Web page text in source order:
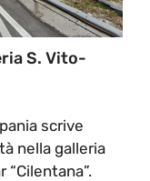
S. Vito-
scrive
nella galleria
“Cilentana”.